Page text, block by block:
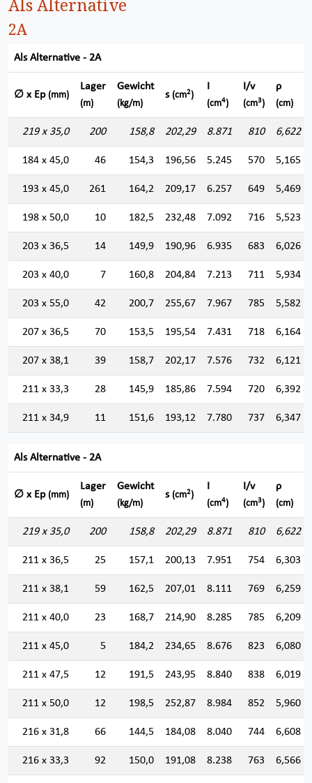
Als Alternative
2A
Als Alternative - 2A
∅ x Ep (mm)
Lager
(m)
Gewicht
(kg/m)
s (cm2)
I
(cm4)
I/v
(cm3)
ρ
(cm)
219 x 35,0 200 158,8 202,29 8.871 810 6,622
184 x 45,0 46 154,3 196,56 5.245 570 5,165
193 x 45,0 261 164,2 209,17 6.257 649 5,469
198 x 50,0 10 182,5 232,48 7.092 716 5,523
203 x 36,5 14 149,9 190,96 6.935 683 6,026
203 x 40,0 7 160,8 204,84 7.213 711 5,934
203 x 55,0 42 200,7 255,67 7.967 785 5,582
207 x 36,5 70 153,5 195,54 7.431 718 6,164
207 x 38,1 39 158,7 202,17 7.576 732 6,121
211 x 33,3 28 145,9 185,86 7.594 720 6,392
211 x 34,9 11 151,6 193,12 7.780 737 6,347
Als Alternative - 2A
∅ x Ep (mm)
Lager
(m)
Gewicht
(kg/m)
s (cm2)
I
(cm4)
I/v
(cm3)
ρ
(cm)
219 x 35,0 200 158,8 202,29 8.871 810 6,622
211 x 36,5 25 157,1 200,13 7.951 754 6,303
211 x 38,1 59 162,5 207,01 8.111 769 6,259
211 x 40,0 23 168,7 214,90 8.285 785 6,209
211 x 45,0 5 184,2 234,65 8.676 823 6,080
211 x 47,5 12 191,5 243,95 8.840 838 6,019
211 x 50,0 12 198,5 252,87 8.984 852 5,960
216 x 31,8 66 144,5 184,08 8.040 744 6,608
216 x 33,3 92 150,0 191,08 8.238 763 6,566